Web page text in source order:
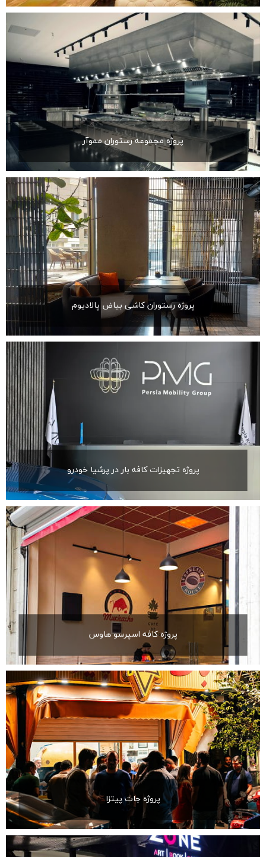
پروژه مجموعه رستوران مموآر
پروژه رستوران کاشی بیاض پالادیوم
پروژه تجهیزات کافه بار در پرشیا خودرو
پروژه کافه اسپرسو هاوس
پروژه جات پیتزا